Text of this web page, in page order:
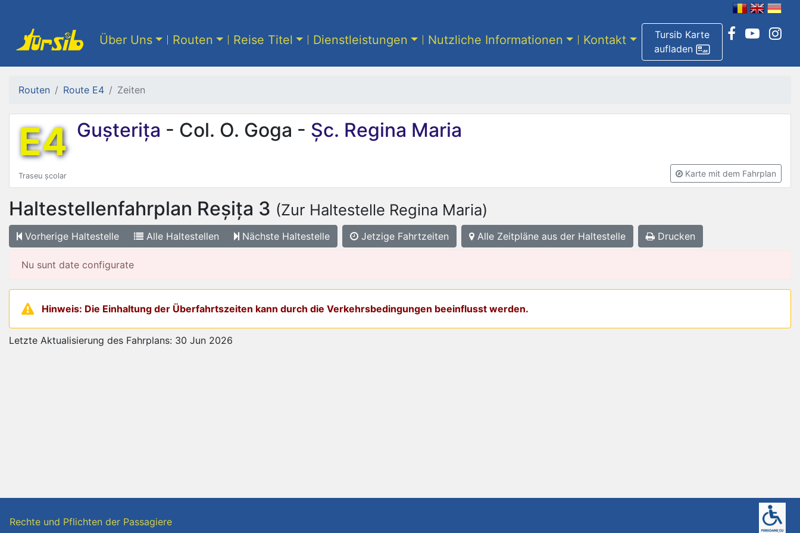
Tursib Karte
aufladen
Über Uns Routen Reise Titel Dienstleistungen Nutzliche Informationen Kontakt
Routen Route E4 Zeiten
E4 Gușterița - Col. O. Goga - Șc. Regina Maria
Traseu școlar Karte mit dem Fahrplan
Haltestellenfahrplan Reșița 3 (Zur Haltestelle Regina Maria)
Vorherige Haltestelle Alle Haltestellen Nächste Haltestelle Jetzige Fahrtzeiten Alle Zeitpläne aus der Haltestelle Drucken
Nu sunt date configurate
Hinweis: Die Einhaltung der Überfahrtszeiten kann durch die Verkehrsbedingungen beeinflusst werden.
Letzte Aktualisierung des Fahrplans: 30 Jun 2026
Rechte und Pflichten der Passagiere